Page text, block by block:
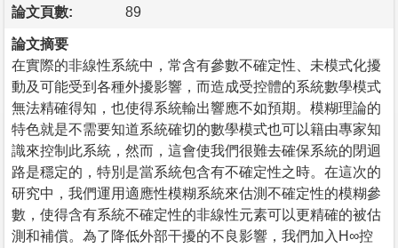
論文頁數: 89
論文摘要
在實際的非線性系統中，常含有參數不確定性、未模式化擾
動及可能受到各種外擾影響，而造成受控體的系統數學模式
無法精確得知，也使得系統輸出響應不如預期。模糊理論的
特色就是不需要知道系統確切的數學模式也可以籍由專家知
識來控制此系統，然而，這會使我們很難去確保系統的閉迴
路是穩定的，特別是當系統包含有不確定性之時。在這次的
研究中，我們運用適應性模糊系統來估測不確定性的模糊參
數，使得含有系統不確定性的非線性元素可以更精確的被估
測和補償。為了降低外部干擾的不良影響，我們加入H∞控